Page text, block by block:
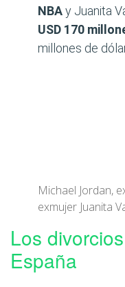
NBAy Juanita
USD 170
millones de
Michael Jordan,
exmujer Juanita
Los
España